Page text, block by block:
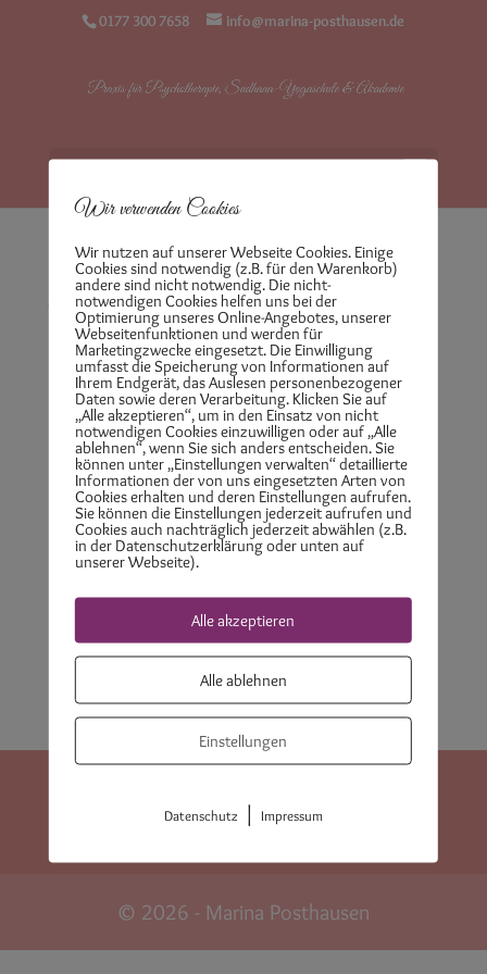
0177 300 7658 info@marina-posthausen.de
Leaderboard
[wpcw_leaderboard]
Neueste Beiträge
Embodiment – wenn dein Körper anfängt,
dich zu lieben.
Themenreihe Selbstakzeptanz
EFT – Anleitung bei Herzangst
Depression? Ab wann brauche ich Hilfe?
© 2026 - Marina Posthausen
Wir verwenden Cookies
Wir nutzen auf unserer Webseite Cookies. Einige
Cookies sind notwendig (z.B. für den Warenkorb)
andere sind nicht notwendig. Die nicht-
notwendigen Cookies helfen uns bei der
Optimierung unseres Online-Angebotes, unserer
Webseitenfunktionen und werden für
Marketingzwecke eingesetzt. Die Einwilligung
umfasst die Speicherung von Informationen auf
Ihrem Endgerät, das Auslesen personenbezogener
Daten sowie deren Verarbeitung. Klicken Sie auf
„Alle akzeptieren“, um in den Einsatz von nicht
notwendigen Cookies einzuwilligen oder auf „Alle
ablehnen“, wenn Sie sich anders entscheiden. Sie
können unter „Einstellungen verwalten“ detaillierte
Informationen der von uns eingesetzten Arten von
Cookies erhalten und deren Einstellungen aufrufen.
Sie können die Einstellungen jederzeit aufrufen und
Cookies auch nachträglich jederzeit abwählen (z.B.
in der Datenschutzerklärung oder unten auf
unserer Webseite).
Alle akzeptieren
Alle ablehnen
Einstellungen
Datenschutz | Impressum